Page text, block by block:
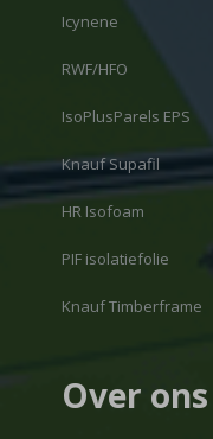
Icynene
RWF/HFO
IsoPlusParels EPS
Knauf Supafil
HR Isofoam
PIF isolatiefolie
Knauf Timberframe
Over ons